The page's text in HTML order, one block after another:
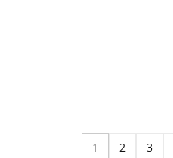
1 2 3